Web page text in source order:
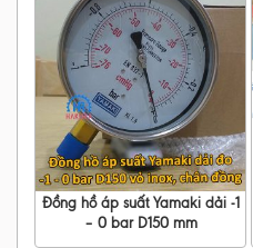
Đồng hồ áp suất Yamaki dải -1
– 0 bar D150 mm